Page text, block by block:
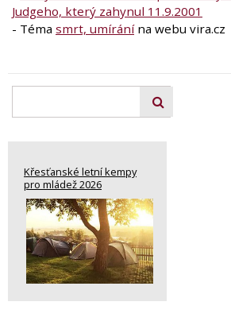
Judgeho, který zahynul 11.9.2001
- Téma smrt, umíránína webu vira.cz
Křesťanské letní kempy
pro mládež 2026